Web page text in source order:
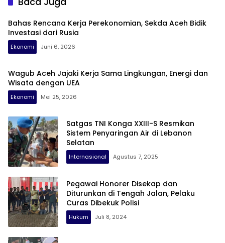
Bahas Rencana Kerja Perekonomian, Sekda Aceh Bidik
Investasi dari Rusia
Ekonomi Juni 6, 2026
Wagub Aceh Jajaki Kerja Sama Lingkungan, Energi dan
Wisata dengan UEA
Ekonomi Mei 25, 2026
Satgas TNI Konga XXIII-S Resmikan
Sistem Penyaringan Air di Lebanon
Selatan
Internasional Agustus 7, 2025
Pegawai Honorer Disekap dan
Diturunkan di Tengah Jalan, Pelaku
Curas Dibekuk Polisi
Hukum Juli 8, 2024